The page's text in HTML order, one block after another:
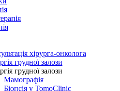
хірурга-онколога
грудної залози
грудної залози
Мамографія
Біопсія у TomoClinic